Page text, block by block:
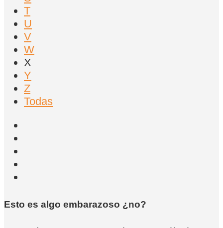
T
U
V
W
X
Y
Z
Todas
Esto es algo embarazoso ¿no?